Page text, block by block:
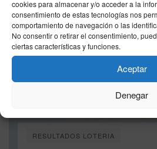
cookies para almacenar y/o acceder a la
consentimiento de estas tecnologías nos
comportamiento de navegación o las
No consentir o retirar el consentimiento,
ciertas características y funciones.
Aceptar
Denegar
EuroJackpot
RESULTADOS LOTERIA